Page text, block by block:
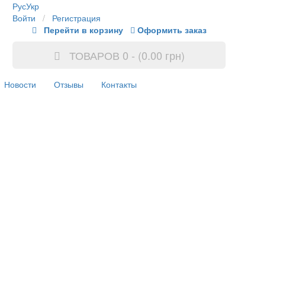
РусУкр
Войти / Регистрация
Перейти в корзину
Оформить заказ
ТОВАРОВ 0 - (0.00 грн)
Новости Отзывы Контакты